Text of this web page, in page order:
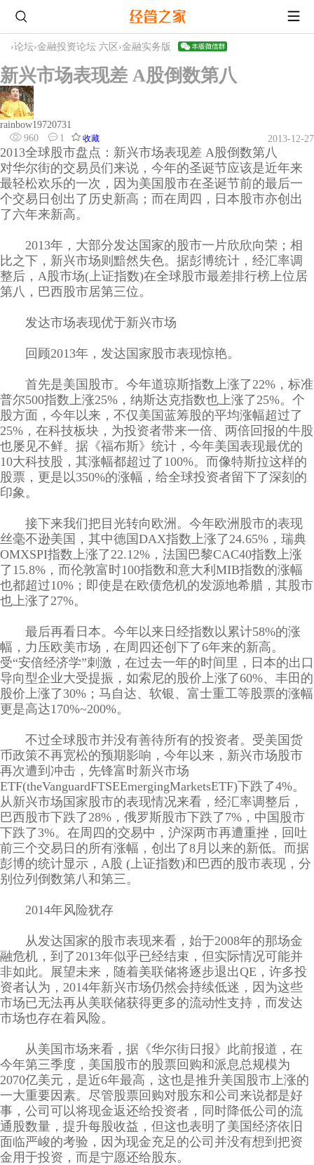
›论坛›金融投资论坛 六区 ›金融实务版
新兴市场表现差 A股倒数第八
rainbow19720731
960
1 收藏 2013-12-27
2013全球股市盘点：新兴市场表现差 A股倒数第八
对华尔街的交易员们来说，今年的圣诞节应该是近年来
最轻松欢乐的一次，因为美国股市在圣诞节前的最后一
个交易日创出了历史新高；而在周四，日本股市亦创出
了六年来新高。
2013年，大部分发达国家的股市一片欣欣向荣；相
比之下，新兴市场则黯然失色。据彭博统计，经汇率调
整后，A股市场(上证指数)在全球股市最差排行榜上位居
第八，巴西股市居第三位。
发达市场表现优于新兴市场
回顾2013年，发达国家股市表现惊艳。
首先是美国股市。今年道琼斯指数上涨了22%，标准
普尔500指数上涨25%，纳斯达克指数也上涨了25%。个
股方面，今年以来，不仅美国蓝筹股的平均涨幅超过了
25%，在科技板块，为投资者带来一倍、两倍回报的牛股
也屡见不鲜。据《福布斯》统计，今年美国表现最优的
10大科技股，其涨幅都超过了100%。而像特斯拉这样的
股票，更是以350%的涨幅，给全球投资者留下了深刻的
印象。
接下来我们把目光转向欧洲。今年欧洲股市的表现
丝毫不逊美国，其中德国DAX指数上涨了24.65%，瑞典
OMXSPI指数上涨了22.12%，法国巴黎CAC40指数上涨
了15.8%，而伦敦富时100指数和意大利MIB指数的涨幅
也都超过10%；即使是在欧债危机的发源地希腊，其股市
也上涨了27%。
最后再看日本。今年以来日经指数以累计58%的涨
幅，力压欧美市场，在周四还创下了6年来的新高。
受“安倍经济学”刺激，在过去一年的时间里，日本的出口
导向型企业大受提振，如索尼的股价上涨了60%、丰田的
股价上涨了30%；马自达、软银、富士重工等股票的涨幅
更是高达170%~200%。
不过全球股市并没有善待所有的投资者。受美国货
币政策不再宽松的预期影响，今年以来，新兴市场股市
再次遭到冲击，先锋富时新兴市场
ETF(theVanguardFTSEEmergingMarketsETF)下跌了4%。
从新兴市场国家股市的表现情况来看，经汇率调整后，
巴西股市下跌了28%，俄罗斯股市下跌了7%，中国股市
下跌了3%。在周四的交易中，沪深两市再遭重挫，回吐
前三个交易日的所有涨幅，创出了8月以来的新低。而据
彭博的统计显示，A股 (上证指数)和巴西的股市表现，分
别位列倒数第八和第三。
2014年风险犹存
从发达国家的股市表现来看，始于2008年的那场金
融危机，到了2013年似乎已经结束，但实际情况可能并
非如此。展望未来，随着美联储将逐步退出QE，许多投
资者认为，2014年新兴市场仍然会持续低迷，因为这些
市场已无法再从美联储获得更多的流动性支持，而发达
市场也存在着风险。
从美国市场来看，据《华尔街日报》此前报道，在
今年第三季度，美国股市的股票回购和派息总规模为
2070亿美元，是近6年最高，这也是推升美国股市上涨的
一大重要因素。尽管股票回购对股东和公司来说都是好
事，公司可以将现金返还给投资者，同时降低公司的流
通股数量，提升每股收益，但这也表明了美国经济依旧
面临严峻的考验，因为现金充足的公司并没有想到把资
金用于投资，而是宁愿还给股东。